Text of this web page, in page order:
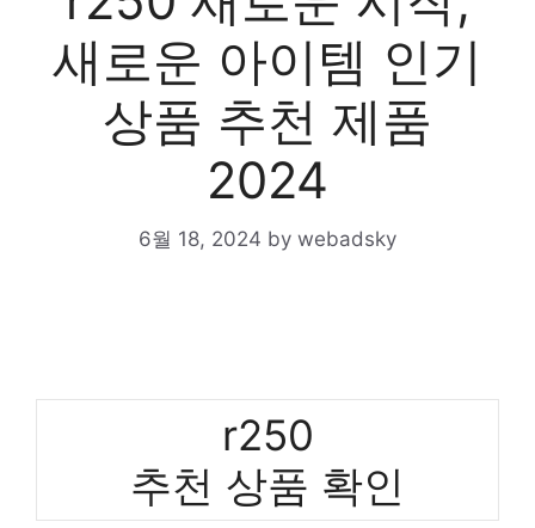
새로운 아이템 인기
상품 추천 제품
2024
6월 18, 2024 by webadsky
r250
추천 상품 확인